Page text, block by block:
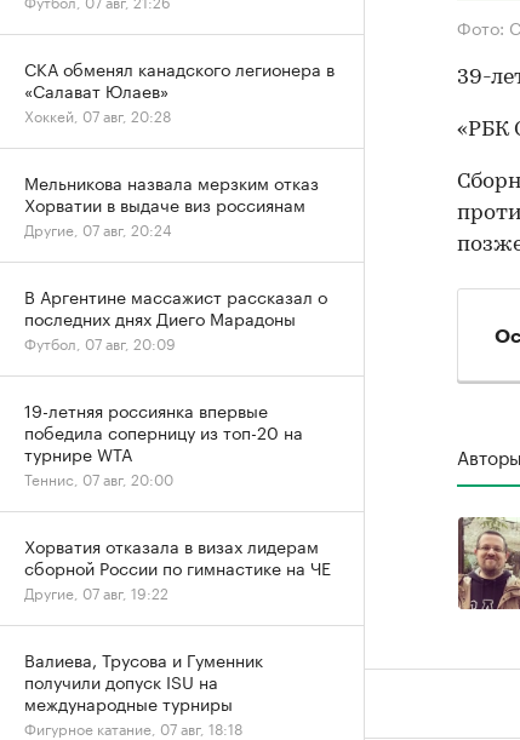
Фото:
39-
«РБК
Авторы
СКА обменял канадского легионера в
«Салават Юлаев»
Хоккей, 07 авг, 20:28
Мельникова назвала мерзким отказ
Хорватии в выдаче виз россиянам
Другие, 07 авг, 20:24
В Аргентине массажист рассказал о
последних днях Диего Марадоны
Футбол, 07 авг, 20:09
19-летняя россиянка впервые
победила соперницу из топ-20 на
турнире WTA
Теннис, 07 авг, 20:00
Хорватия отказала в визах лидерам
сборной России по гимнастике на ЧЕ
Другие, 07 авг, 19:22
Валиева, Трусова и Гуменник
получили допуск ISU на
международные турниры
Фигурное катание, 07 авг, 18:18